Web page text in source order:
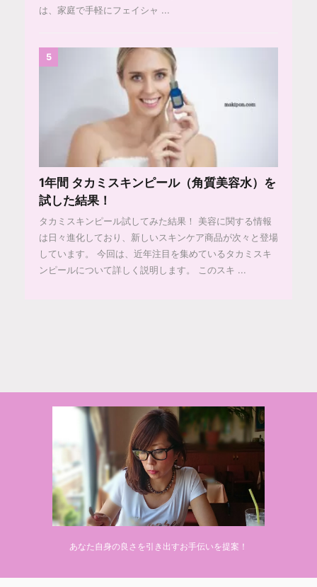
は、家庭で手軽にフェイシャ ...
5
1年間 タカミスキンピール（角質美容水）を
試した結果！
タカミスキンピール試してみた結果！ 美容に関する情報
は日々進化しており、新しいスキンケア商品が次々と登場
しています。 今回は、近年注目を集めているタカミスキ
ンピールについて詳しく説明します。 このスキ ...
あなた自身の良さを引き出すお手伝いを提案！
AFFINGER5